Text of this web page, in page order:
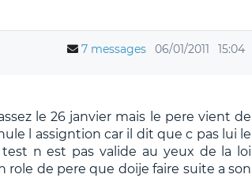
7 messages 06/01/2011 15:04
le 26 janvier mais le pere vient de
l assigntion car il dit que c pas lui le
n est pas valide au yeux de la loi
de pere que doije faire suite a son